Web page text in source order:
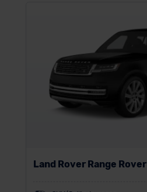
Land Rover Range Rover